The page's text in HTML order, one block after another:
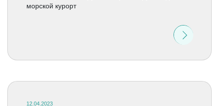
морской курорт
12.04.2023